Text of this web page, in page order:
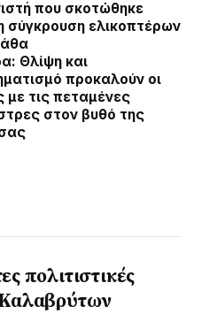
που σκοτώθηκε
σύγκρουση ελικοπτέρων
Θλίψη και
προκαλούν οι
με τις πεταμένες
στον βυθό της
πολιτιστικές